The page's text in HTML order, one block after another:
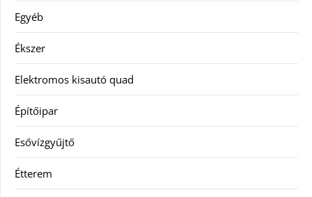
Egyéb
Ékszer
Elektromos kisautó quad
Építőipar
Esővízgyűjtő
Étterem